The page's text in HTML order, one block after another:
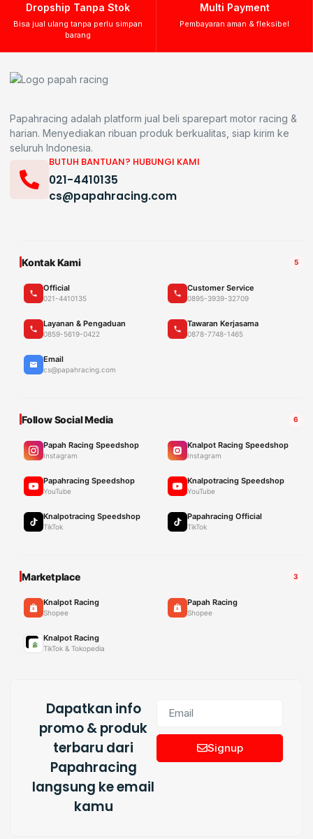
Dropship Tanpa Stok
Bisa jual ulang tanpa perlu simpan
barang
Multi Payment
Pembayaran aman & fleksibel
Papahracing adalah platform jual beli sparepart motor racing &
harian. Menyediakan ribuan produk berkualitas, siap kirim ke
seluruh Indonesia.
BUTUH BANTUAN? HUBUNGI KAMI
021-4410135
cs@papahracing.com
Kontak Kami 5
Official
021-4410135
Customer Service
0895-3939-32709
Layanan & Pengaduan
0859-5619-0422
Tawaran Kerjasama
0878-7748-1465
Email
cs@papahracing.com
Follow Social Media 6
Papah Racing Speedshop
Instagram
Knalpot Racing Speedshop
Instagram
Papahracing Speedshop
YouTube
Knalpotracing Speedshop
YouTube
Knalpotracing Speedshop
TikTok
Papahracing Official
TikTok
Marketplace 3
Knalpot Racing
Shopee
Papah Racing
Shopee
Knalpot Racing
TikTok & Tokopedia
Dapatkan info
promo & produk
terbaru dari
Papahracing
langsung ke email
kamu
Signup